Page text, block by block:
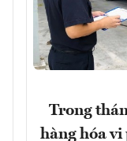
Trong
hàng hóa vi